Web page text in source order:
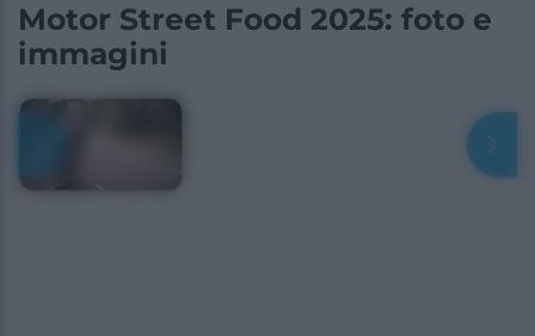
Motor Street Food 2025: foto e
immagini